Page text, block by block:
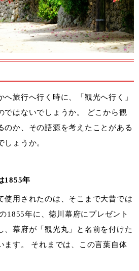
へ旅行へ行く時に、「観光へ行く」
ではないでしょうか。 どこから観
のか、その語源を考えたことがある
ょうか。
1855年
使用されたのは、そこまで大昔では
1855年に、徳川幕府にプレゼント
、幕府が「観光丸」と名前を付けた
ます。 それまでは、この言葉自体